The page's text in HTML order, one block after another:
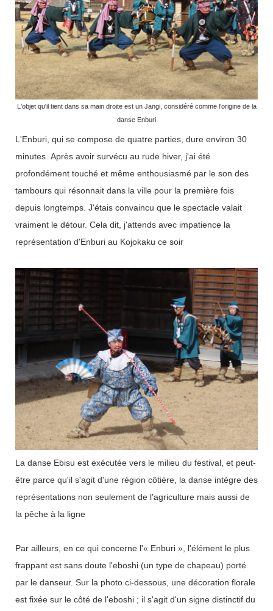
L'objet qu'il tient dans sa main droite est un Jangi, considéré comme l'origine de la
danse Enburi
L'Enburi, qui se compose de quatre parties, dure environ 30
minutes. Après avoir survécu au rude hiver, j'ai été
profondément touché et même enthousiasmé par le son des
tambours qui résonnait dans la ville pour la première fois
depuis longtemps. J'étais convaincu que le spectacle valait
vraiment le détour. Cela dit, j'attends avec impatience la
représentation d'Enburi au Kojokaku ce soir
La danse Ebisu est exécutée vers le milieu du festival, et peut-
être parce qu'il s'agit d'une région côtière, la danse intègre des
représentations non seulement de l'agriculture mais aussi de
la pêche à la ligne
Par ailleurs, en ce qui concerne l'« Enburi », l'élément le plus
frappant est sans doute l'eboshi (un type de chapeau) porté
par le danseur. Sur la photo ci-dessous, une décoration florale
est fixée sur le côté de l'eboshi ; il s'agit d'un signe distinctif du